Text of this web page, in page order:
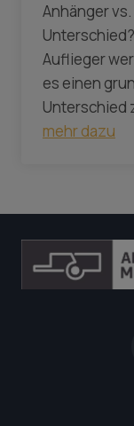
Anhänger
Auflieger
es einen
Unterschied
mehr dazu